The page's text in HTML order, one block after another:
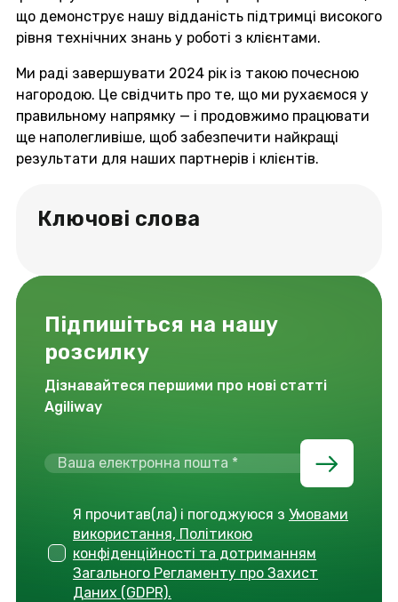
що демонструє нашу відданість підтримці високого
рівня технічних знань у роботі з клієнтами.
Ми раді завершувати 2024 рік із такою почесною
нагородою. Це свідчить про те, що ми рухаємося у
правильному напрямку — і продовжимо працювати
ще наполегливіше, щоб забезпечити найкращі
результати для наших партнерів і клієнтів.
Ключові слова
Підпишіться на нашу
розсилку
Дізнавайтеся першими про нові статті
Agiliway
Я прочитав(ла) і погоджуюся з Умовами
використання, Політикою
конфіденційності та дотриманням
Загального Регламенту про Захист
Даних (GDPR).